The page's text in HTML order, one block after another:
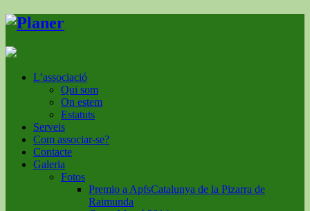
L’associació
Qui som
On estem
Estatuts
Serveis
Com associar-se?
Contacte
Galeria
Fotos
Premio a ApfsCatalunya de la Pizarra de
Raimunda